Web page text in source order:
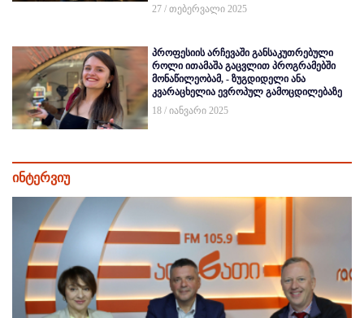
27 / თებერვალი 2025
პროფესიის არჩევაში განსაკუთრებული
როლი ითამაშა გაცვლით პროგრამებში
მონაწილეობამ, - ზუგდიდელი ანა
კვარაცხელია ევროპულ გამოცდილებაზე
18 / იანვარი 2025
ინტერვიუ